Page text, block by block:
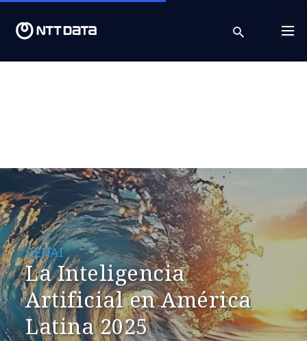
search
GENAI
La Inteligencia
Artificial en América
Latina 2025